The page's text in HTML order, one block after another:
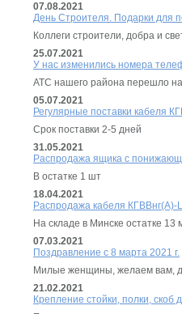
07.08.2021
День Строителя. Подарки для
Коллеги строители, добра и
25.07.2021
У нас изменились номера
АТС нашего района перешло
05.07.2021
Регулярные поставки кабеля
Срок поставки 2-5 дней
31.05.2021
Распродажа ящика с
В остатке 1 шт
18.04.2021
Распродажа кабеля КГВВнг(А)-
На складе в Минске остатке
07.03.2021
Поздравление с 8 марта 2021 г.
Милые женщины, желаем вам,
21.02.2021
Крепление стойки, полки,